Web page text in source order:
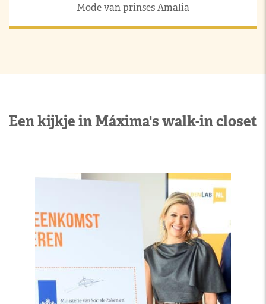
Mode van prinses Amalia
Een kijkje in Máxima's walk-in closet